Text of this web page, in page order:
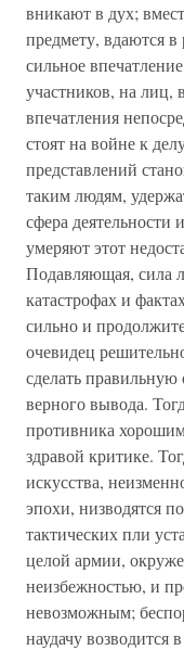
вникают в дух;
предмету, вдаются
сильное
участников, на
впечатления
стоят на войне к
представлений
таким людям,
сфера
умеряют этот
Подавляющая, сила
катастрофах и
сильно и
очевидец
сделать
верного вывода.
противника
здравой критике.
искусства,
эпохи, низводятся
тактических пли
целой армии,
неизбежностью, и
невозможным;
наудачу возводится